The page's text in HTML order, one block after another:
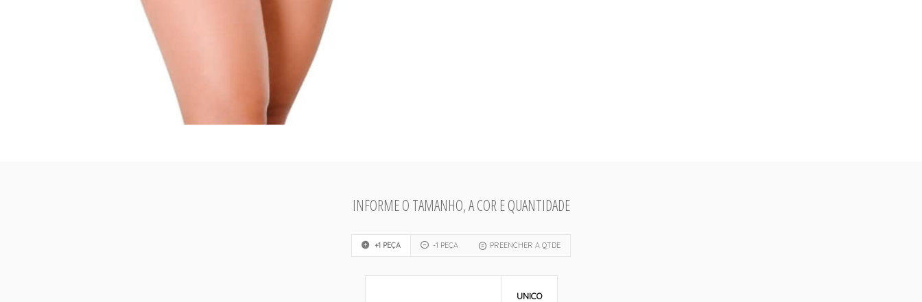
INFORME O TAMANHO, A COR E QUANTIDADE
+1 PEÇA -1 PEÇA PREENCHER A QTDE
UNICO